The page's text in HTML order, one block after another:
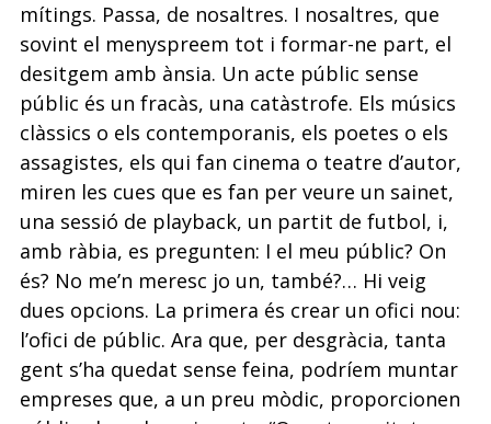
mítings. Passa, de nosaltres. I nosaltres, que
sovint el menyspreem tot i formar-ne part, el
desitgem amb ànsia. Un acte públic sense
públic és un fracàs, una catàstrofe. Els músics
clàssics o els contemporanis, els poetes o els
assagistes, els qui fan cinema o teatre d’autor,
miren les cues que es fan per veure un sainet,
una sessió de playback, un partit de futbol, i,
amb ràbia, es pregunten: I el meu públic? On
és? No me’n meresc jo un, també?… Hi veig
dues opcions. La primera és crear un ofici nou:
l’ofici de públic. Ara que, per desgràcia, tanta
gent s’ha quedat sense feina, podríem muntar
empreses que, a un preu mòdic, proporcionen